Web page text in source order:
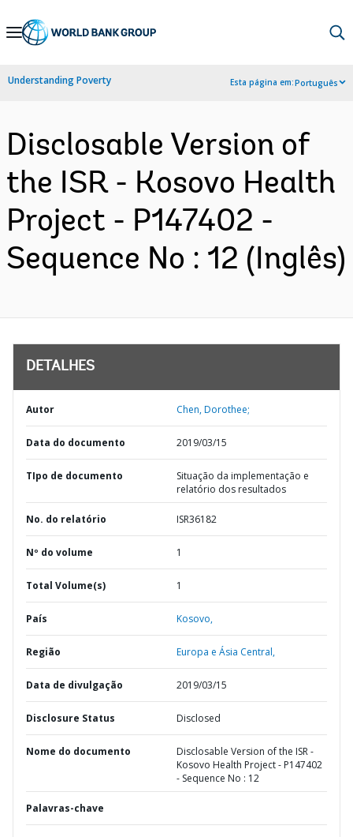
Skip
Navigation
Understanding Poverty Esta página em:Português
Disclosable Version of
the ISR - Kosovo Health
Project - P147402 -
Sequence No : 12 (Inglês)
DETALHES
Autor Chen, Dorothee;
Data do documento 2019/03/15
TIpo de documento
Situação da implementação e
relatório dos resultados
No. do relatório ISR36182
Nº do volume 1
Total Volume(s) 1
País Kosovo,
Região Europa e Ásia Central,
Data de divulgação 2019/03/15
Disclosure Status Disclosed
Nome do documento
Disclosable Version of the ISR -
Kosovo Health Project - P147402
- Sequence No : 12
Palavras-chave